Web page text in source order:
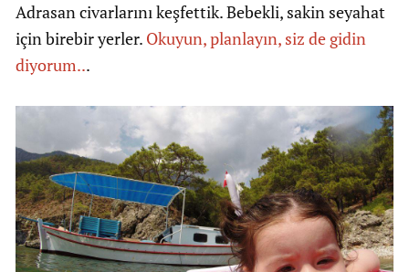
Adrasan civarlarını keşfettik. Bebekli, sakin seyahat
için birebir yerler. Okuyun, planlayın, siz de gidin
diyorum...